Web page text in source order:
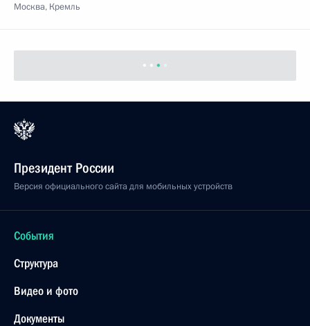
Москва, Кремль
Показать предыдущие материалы
Президент России
Версия официального сайта для мобильных устройств
События
Структура
Видео и фото
Документы